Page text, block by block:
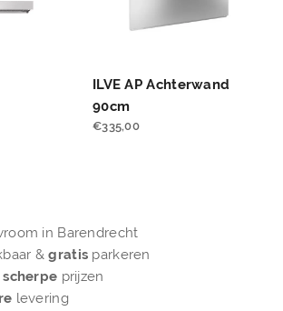
ILVE AP Achterwand
90cm
€335,00
in Barendrecht
&gratis parkeren
scherpe prijzen
levering